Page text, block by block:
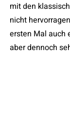
mit den
nicht
ersten Mal auch
aber dennoch